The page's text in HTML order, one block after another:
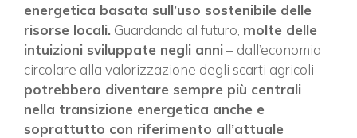
energetica basata sull’uso sostenibile delle
risorse locali. Guardando al futuro, molte delle
intuizioni sviluppate negli anni – dall’economia
circolare alla valorizzazione degli scarti agricoli –
potrebbero diventare sempre più centrali
nella transizione energetica anche e
soprattutto con riferimento all’attuale